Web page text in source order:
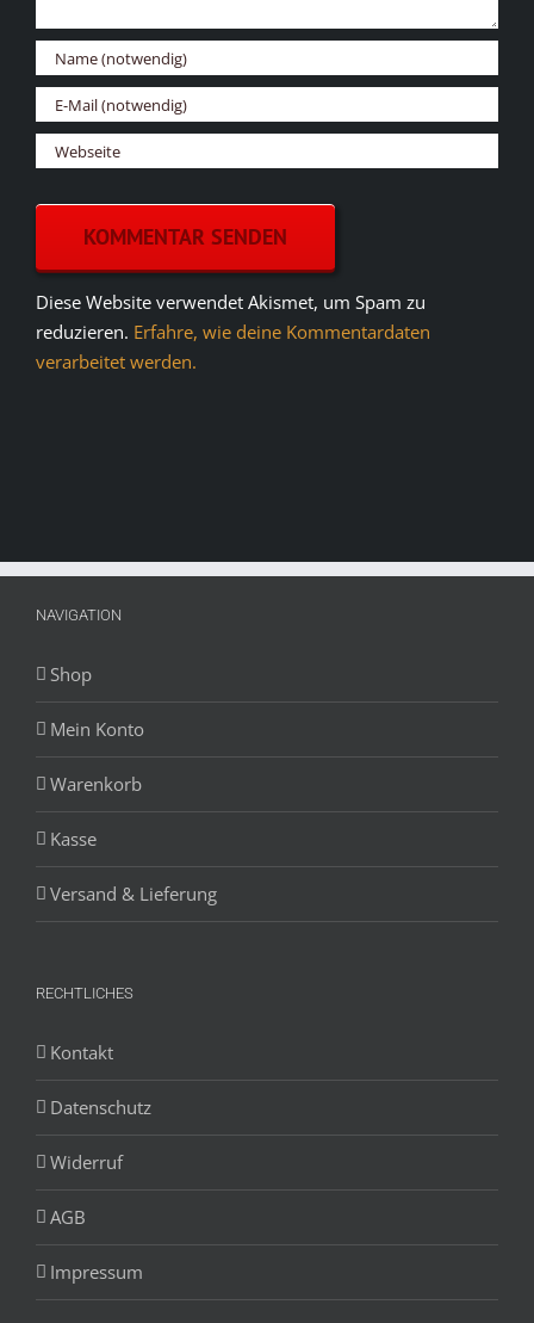
Diese Website verwendet Akismet, um Spam zu
reduzieren. Erfahre, wie deine Kommentardaten
verarbeitet werden.
NAVIGATION
Shop
Mein Konto
Warenkorb
Kasse
Versand & Lieferung
RECHTLICHES
Kontakt
Datenschutz
Widerruf
AGB
Impressum